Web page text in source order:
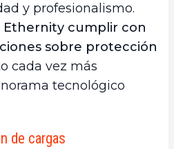
y profesionalismo.
Ethernity cumplir con
sobre protección
cada vez más
tecnológico
de cargas